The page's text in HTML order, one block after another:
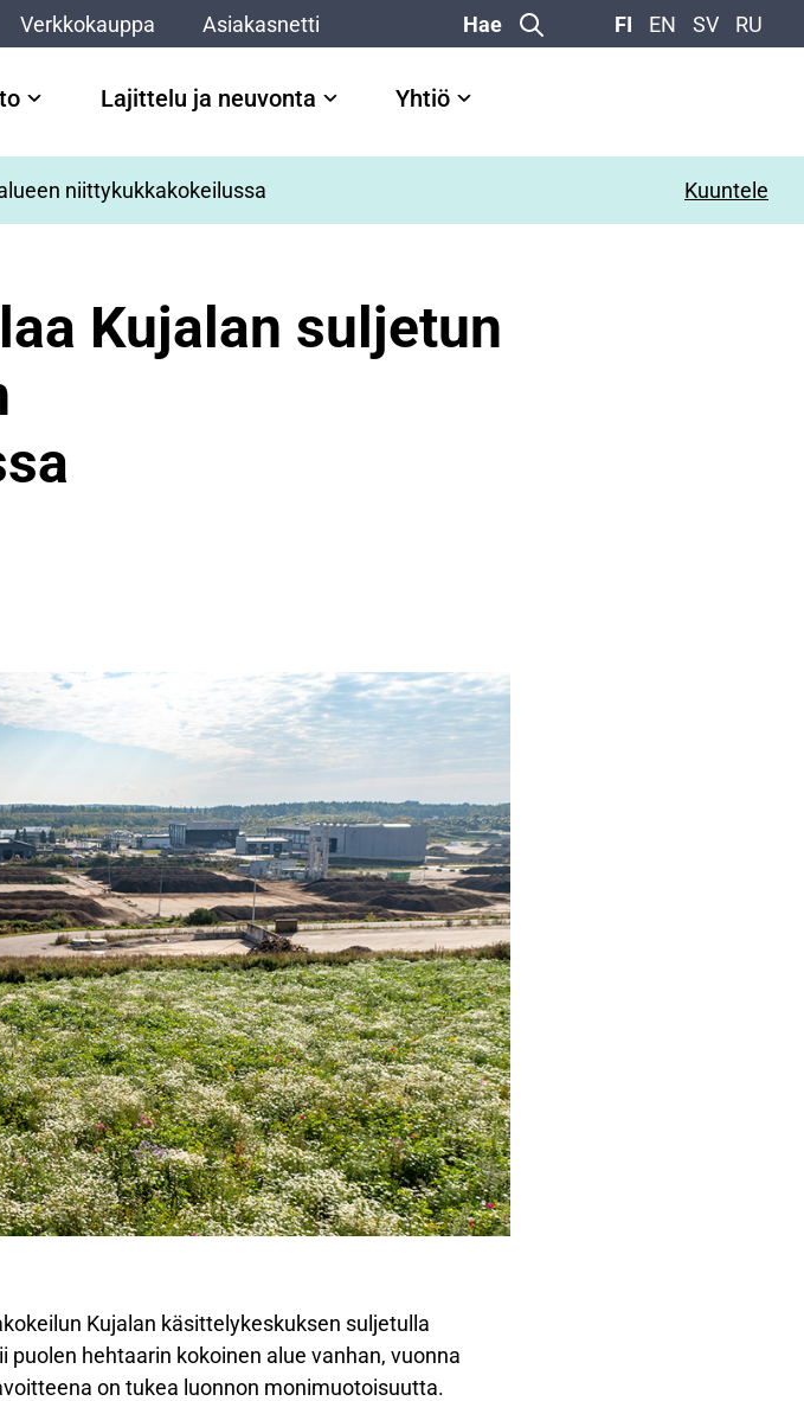
Verkkokauppa Asiakasnetti Hae FI EN SV RU
Lajittelu ja neuvonta Yhtiö
niittykukkakokeilussa Kuuntele
Kujalan suljetun
Kujalan käsittelykeskuksen suljetulla
hehtaarin kokoinen alue vanhan, vuonna
on tukea luonnon monimuotoisuutta.